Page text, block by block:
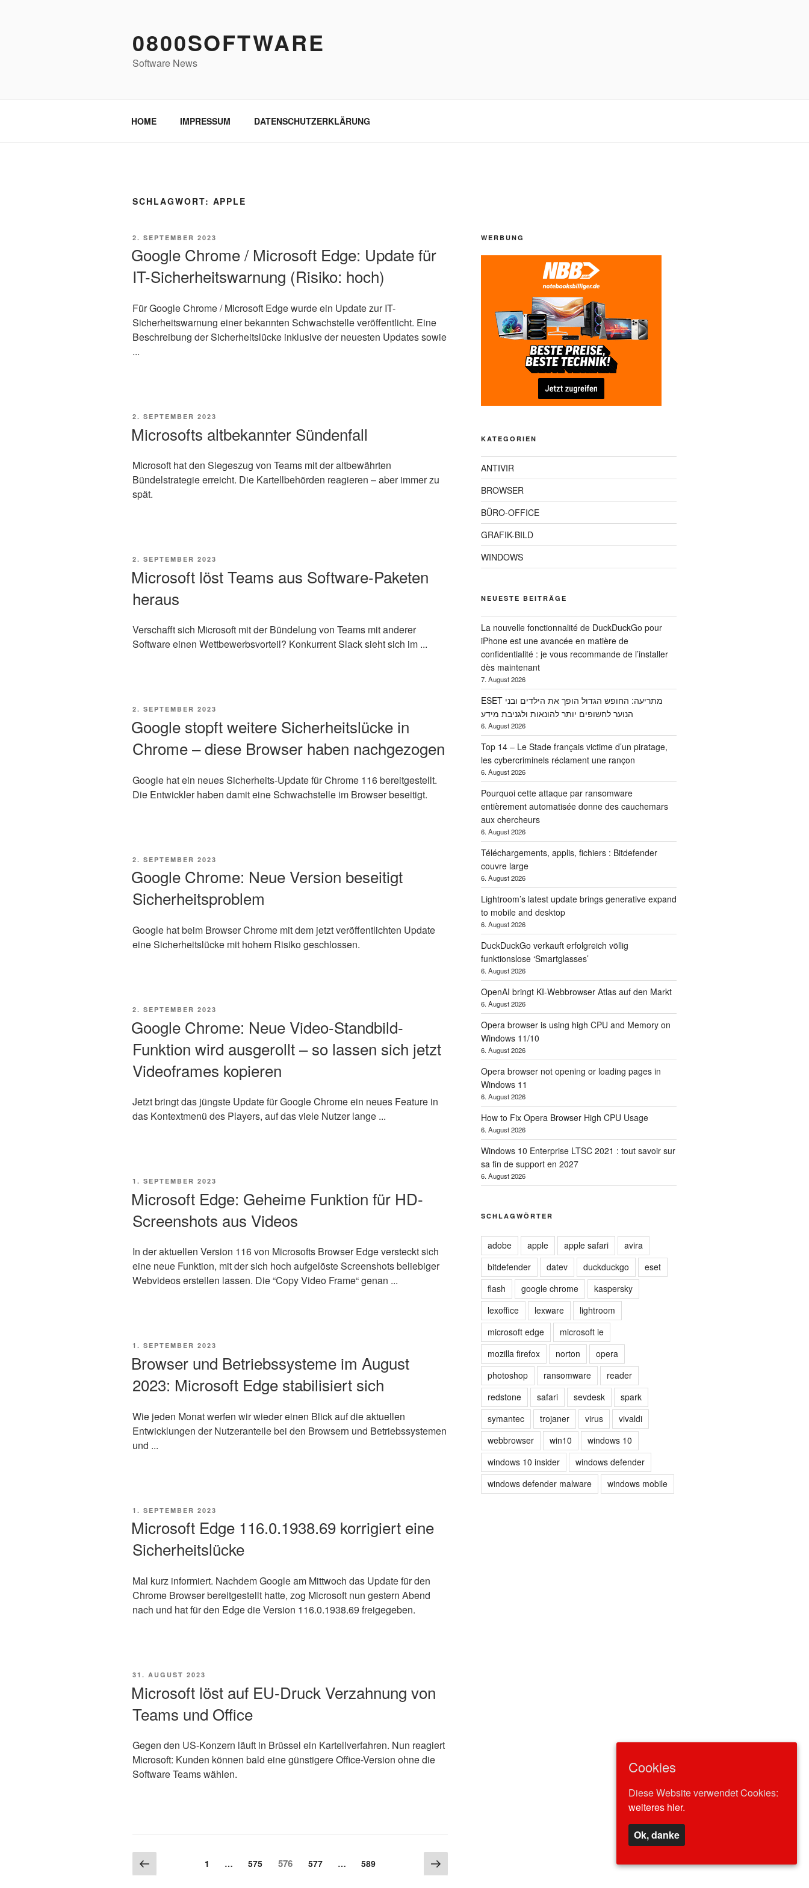
0800SOFTWARE
Software News
HOME IMPRESSUM DATENSCHUTZERKLÄRUNG
SCHLAGWORT: APPLE
VERÖFFENTLICHT
2. SEPTEMBER 2023
Google Chrome / Microsoft Edge: Update für
IT-Sicherheitswarnung (Risiko: hoch)
Für Google Chrome / Microsoft Edge wurde ein Update zur IT-
Sicherheitswarnung einer bekannten Schwachstelle veröffentlicht. Eine
Beschreibung der Sicherheitslücke inklusive der neuesten Updates sowie
...
VERÖFFENTLICHT
2. SEPTEMBER 2023
Microsofts altbekannter Sündenfall
Microsoft hat den Siegeszug von Teams mit der altbewährten
Bündelstrategie erreicht. Die Kartellbehörden reagieren – aber immer zu
spät.
VERÖFFENTLICHT
2. SEPTEMBER 2023
Microsoft löst Teams aus Software-Paketen
heraus
Verschafft sich Microsoft mit der Bündelung von Teams mit anderer
Software einen Wettbewerbsvorteil? Konkurrent Slack sieht sich im ...
VERÖFFENTLICHT
2. SEPTEMBER 2023
Google stopft weitere Sicherheitslücke in
Chrome – diese Browser haben nachgezogen
Google hat ein neues Sicherheits-Update für Chrome 116 bereitgestellt.
Die Entwickler haben damit eine Schwachstelle im Browser beseitigt.
VERÖFFENTLICHT
2. SEPTEMBER 2023
Google Chrome: Neue Version beseitigt
Sicherheitsproblem
Google hat beim Browser Chrome mit dem jetzt veröffentlichten Update
eine Sicherheitslücke mit hohem Risiko geschlossen.
VERÖFFENTLICHT
2. SEPTEMBER 2023
Google Chrome: Neue Video-Standbild-
Funktion wird ausgerollt – so lassen sich jetzt
Videoframes kopieren
Jetzt bringt das jüngste Update für Google Chrome ein neues Feature in
das Kontextmenü des Players, auf das viele Nutzer lange ...
VERÖFFENTLICHT
1. SEPTEMBER 2023
Microsoft Edge: Geheime Funktion für HD-
Screenshots aus Videos
In der aktuellen Version 116 von Microsofts Browser Edge versteckt sich
eine neue Funktion, mit der sich hoch aufgelöste Screenshots beliebiger
Webvideos erstellen lassen. Die “Copy Video Frame“ genan ...
VERÖFFENTLICHT
1. SEPTEMBER 2023
Browser und Betriebssysteme im August
2023: Microsoft Edge stabilisiert sich
Wie jeden Monat werfen wir wieder einen Blick auf die aktuellen
Entwicklungen der Nutzeranteile bei den Browsern und Betriebssystemen
und ...
VERÖFFENTLICHT
1. SEPTEMBER 2023
Microsoft Edge 116.0.1938.69 korrigiert eine
Sicherheitslücke
Mal kurz informiert. Nachdem Google am Mittwoch das Update für den
Chrome Browser bereitgestellt hatte, zog Microsoft nun gestern Abend
nach und hat für den Edge die Version 116.0.1938.69 freigegeben.
VERÖFFENTLICHT
31. AUGUST 2023
Microsoft löst auf EU-Druck Verzahnung von
Teams und Office
Gegen den US-Konzern läuft in Brüssel ein Kartellverfahren. Nun reagiert
Microsoft: Kunden können bald eine günstigere Office-Version ohne die
Software Teams wählen.
Beitragsnavigation
Vorherige
Seite
Seite
1 … Seite
575 Seite
576 Seite
577 … Seite
589 Nächste
Seite
WERBUNG
KATEGORIEN
ANTIVIR
BROWSER
BÜRO-OFFICE
GRAFIK-BILD
WINDOWS
NEUESTE BEITRÄGE
La nouvelle fonctionnalité de DuckDuckGo pour
iPhone est une avancée en matière de
confidentialité : je vous recommande de l’installer
dès maintenant
7. August 2026
ESET מתריעה: החופש הגדול הופך את הילדים ובני
הנוער לחשופים יותר להונאות ולגניבת מידע
6. August 2026
Top 14 – Le Stade français victime d’un piratage,
les cybercriminels réclament une rançon
6. August 2026
Pourquoi cette attaque par ransomware
entièrement automatisée donne des cauchemars
aux chercheurs
6. August 2026
Téléchargements, applis, fichiers : Bitdefender
couvre large
6. August 2026
Lightroom’s latest update brings generative expand
to mobile and desktop
6. August 2026
DuckDuckGo verkauft erfolgreich völlig
funktionslose ‘Smartglasses’
6. August 2026
OpenAI bringt KI-Webbrowser Atlas auf den Markt
6. August 2026
Opera browser is using high CPU and Memory on
Windows 11/10
6. August 2026
Opera browser not opening or loading pages in
Windows 11
6. August 2026
How to Fix Opera Browser High CPU Usage
6. August 2026
Windows 10 Enterprise LTSC 2021 : tout savoir sur
sa fin de support en 2027
6. August 2026
SCHLAGWÖRTER
adobe apple apple safari
avira
bitdefender
datev duckduckgo
eset
flash
google chrome
kaspersky
lexoffice
lexware
lightroom
microsoft edge
microsoft ie
mozilla firefox
norton
opera
photoshop
ransomware
reader
redstone
safari sevdesk
spark
symantec
trojaner virus
vivaldi
webbrowser
win10
windows 10
windows 10 insider
windows defender
windows defender malware
windows mobile
Cookies
Diese Website verwendet Cookies:
weiteres hier.
Ok, danke